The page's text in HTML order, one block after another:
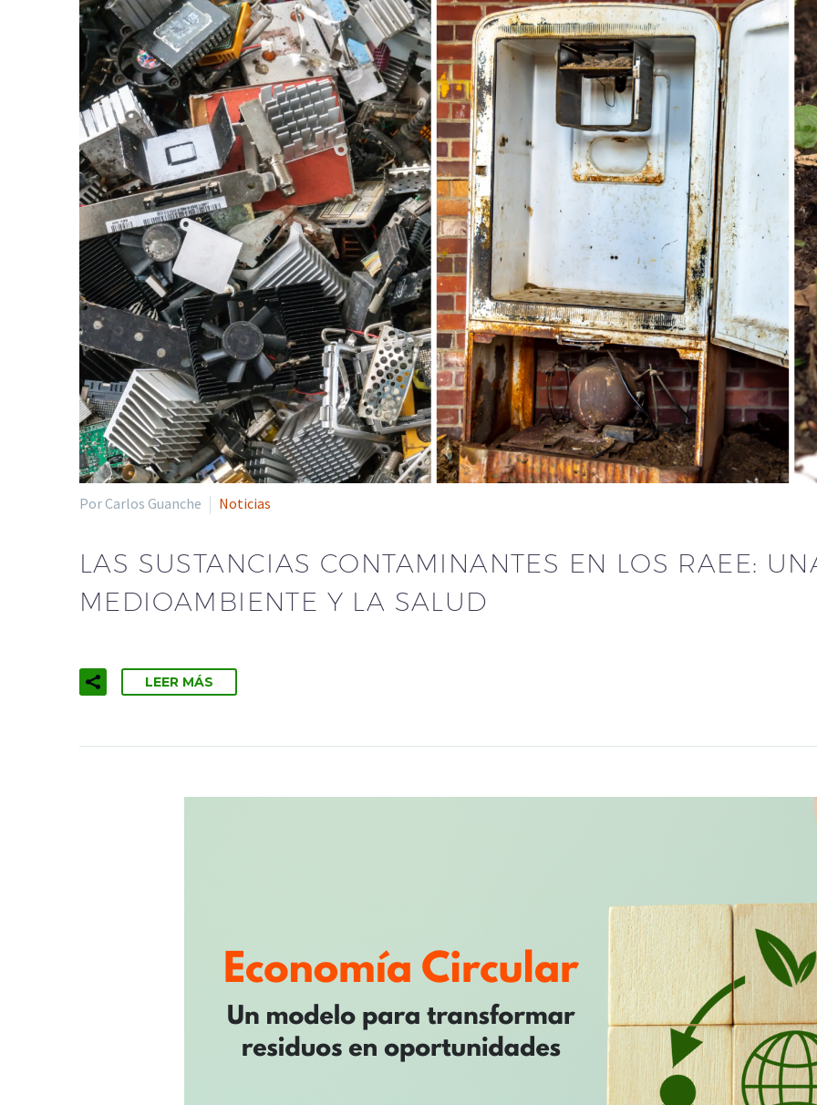
Por Carlos Guanche Noticias
LAS SUSTANCIAS CONTAMINANTES EN LOS RAEE:
MEDIOAMBIENTE Y LA SALUD
LEER MÁS